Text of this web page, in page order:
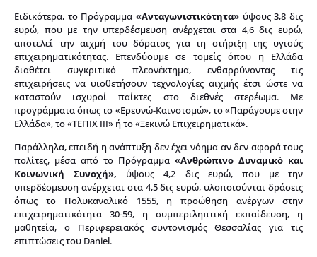
Ειδικότερα, το Πρόγραμμα «Ανταγωνιστικότητα» ύψους 3,8 δις
ευρώ, που με την υπερδέσμευση ανέρχεται στα 4,6 δις ευρώ,
αποτελεί την αιχμή του δόρατος για τη στήριξη της υγιούς
επιχειρηματικότητας. Επενδύουμε σε τομείς όπου η Ελλάδα
διαθέτει συγκριτικό πλεονέκτημα, ενθαρρύνοντας τις
επιχειρήσεις να υιοθετήσουν τεχνολογίες αιχμής έτσι ώστε να
καταστούν ισχυροί παίκτες στο διεθνές στερέωμα. Με
προγράμματα όπως το «Ερευνώ-Καινοτομώ», το «Παράγουμε στην
Ελλάδα», το «ΤΕΠΙΧ ΙΙΙ» ή το «Ξεκινώ Επιχειρηματικά».
Παράλληλα, επειδή η ανάπτυξη δεν έχει νόημα αν δεν αφορά τους
πολίτες, μέσα από το Πρόγραμμα «Ανθρώπινο Δυναμικό και
Κοινωνική Συνοχή», ύψους 4,2 δις ευρώ, που με την
υπερδέσμευση ανέρχεται στα 4,5 δις ευρώ, υλοποιούνται δράσεις
όπως το Πολυκαναλικό 1555, η προώθηση ανέργων στην
επιχειρηματικότητα 30-59, η συμπεριληπτική εκπαίδευση, η
μαθητεία, ο Περιφερειακός συντονισμός Θεσσαλίας για τις
επιπτώσεις του Daniel.